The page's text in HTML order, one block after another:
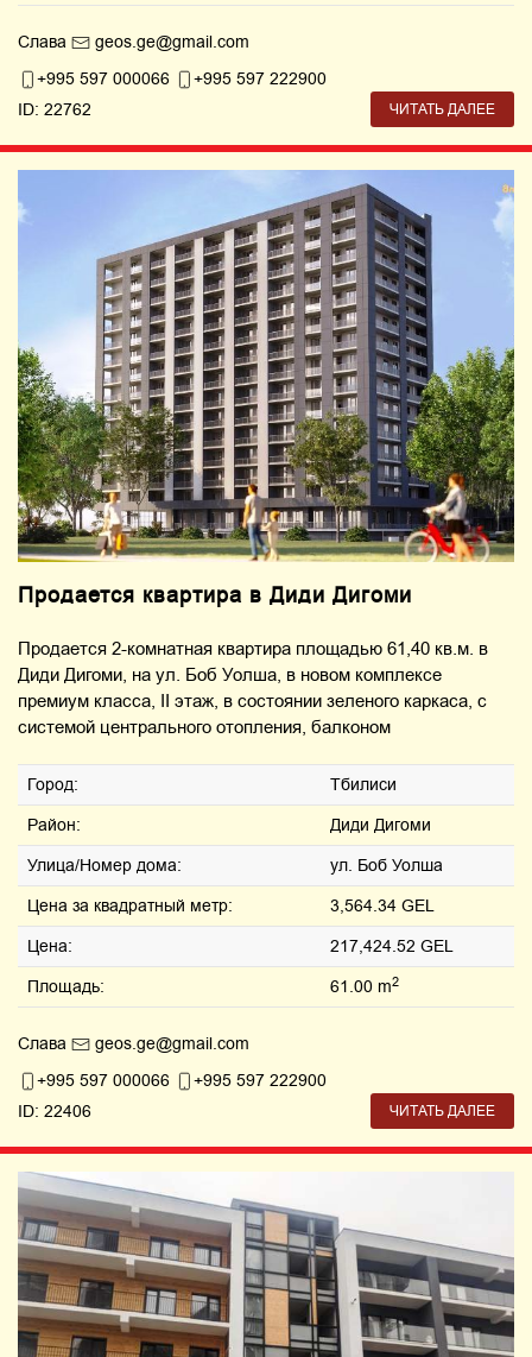
Слава
geos.ge@gmail.com
+995 597 000066
+995 597 222900
ID: 22762
ЧИТАТЬ ДАЛЕЕ
Продается квартира в Диди Дигоми
Продается 2-комнатная квартира площадью 61,40 кв.м. в
Диди Дигоми, на ул. Боб Уолша, в новом комплексе
премиум класса, II этаж, в состоянии зеленого каркаса, с
системой центрального отопления, балконом
Город:
Тбилиси
Район:
Диди Дигоми
Улица/Номер дома:
ул. Боб Уолша
Цена за квадратный метр:
3,564.34 GEL
Цена:
217,424.52 GEL
Площадь:
61.00 m2
Слава
geos.ge@gmail.com
+995 597 000066
+995 597 222900
ID: 22406
ЧИТАТЬ ДАЛЕЕ